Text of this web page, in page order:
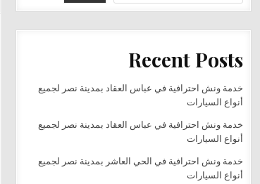
Recent Posts
خدمة ونش احترافية في عباس العقاد بمدينة نصر لجميع
أنواع السيارات
خدمة ونش احترافية في عباس العقاد بمدينة نصر لجميع
أنواع السيارات
خدمة ونش احترافية في الحي العاشر بمدينة نصر لجميع
أنواع السيارات